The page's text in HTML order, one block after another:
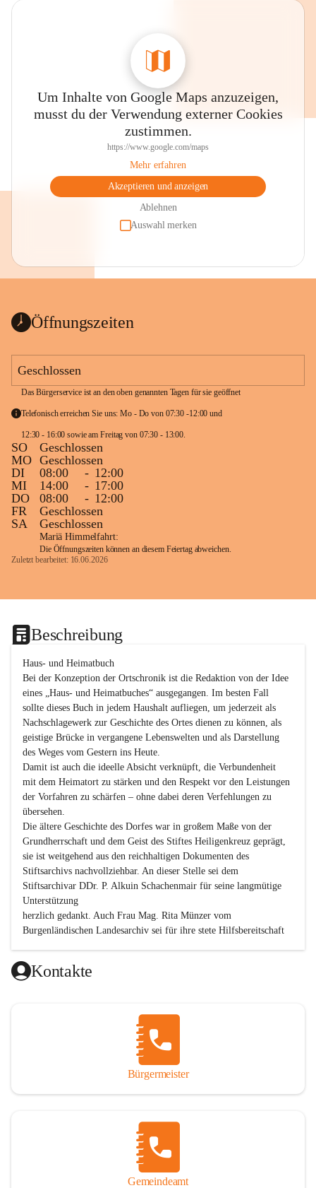
Um Inhalte von Google Maps anzuzeigen,
musst du der Verwendung externer Cookies
zustimmen.
https://www.google.com/maps
Mehr erfahren
Akzeptieren und anzeigen
Ablehnen
Auswahl merken
Öffnungszeiten
Geschlossen
Das Bürgerservice ist an den oben genannten Tagen für sie geöffnet
Telefonisch erreichen Sie uns: Mo - Do von 07:30 -12:00 und
SO
Geschlossen
MO Geschlossen
DI
08:00 - 12:00
MI
14:00 - 17:00
DO
08:00 - 12:00
FR
Geschlossen
SA
Geschlossen
Mariä Himmelfahrt:
Die Öffnungszeiten können an diesem Feiertag abweichen.
Zuletzt bearbeitet: 16.06.2026
Beschreibung
Haus- und Heimatbuch
Bei der Konzeption der Ortschronik ist die Redaktion von der Idee
eines „Haus- und Heimatbuches“ ausgegangen. Im besten Fall
sollte dieses Buch in jedem Haushalt aufliegen, um jederzeit als
Nachschlagewerk zur Geschichte des Ortes dienen zu können, als
geistige Brücke in vergangene Lebenswelten und als Darstellung
des Weges vom Gestern ins Heute.
Damit ist auch die ideelle Absicht verknüpft, die Verbundenheit
mit dem Heimatort zu stärken und den Respekt vor den Leistungen
der Vorfahren zu schärfen – ohne dabei deren Verfehlungen zu
übersehen.
Die ältere Geschichte des Dorfes war in großem Maße von der
Grundherrschaft und dem Geist des Stiftes Heiligenkreuz geprägt,
sie ist weitgehend aus den reichhaltigen Dokumenten des
Stiftsarchivs nachvollziehbar. An dieser Stelle sei dem
Stiftsarchivar DDr. P. Alkuin Schachenmair für seine langmütige
Unterstützung
herzlich gedankt. Auch Frau Mag. Rita Münzer vom
Burgenländischen Landesarchiv sei für ihre stete Hilfsbereitschaft
Dank gilt den Textautoren dieser Chronik, dem kleinen
Redaktionsteam, für die gute Zusammenarbeit.
gedankt werden, die durch ihre Erinnerungen, Informationen und
durch das Überlassen von Fotos und Dokumenten zum Gesamtbild
dieses Buches wesentlich beigetragen haben.
Der Zeitdruck war enorm, um das Werk auch zeitgerecht für das
Jubiläumsjahr abschließen zu können. Daher mag um Nachsicht
Ausführlichkeit behandelt erscheinen, oder auch der eine oder
andere Fehler unterlief. Die Autoren haben nach ihren
individuellen Möglichkeiten mit bestem Wissen und Gewissen
Kontakte
Bürgermeister
Gemeindeamt